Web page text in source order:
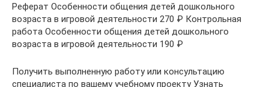
Реферат Особенности общения детей дошкольного
возраста в игровой деятельности 270 ₽ Контрольная
работа Особенности общения детей дошкольного
возраста в игровой деятельности 190 ₽
Получить выполненную работу или консультацию
специалиста по вашему учебному проекту Узнать